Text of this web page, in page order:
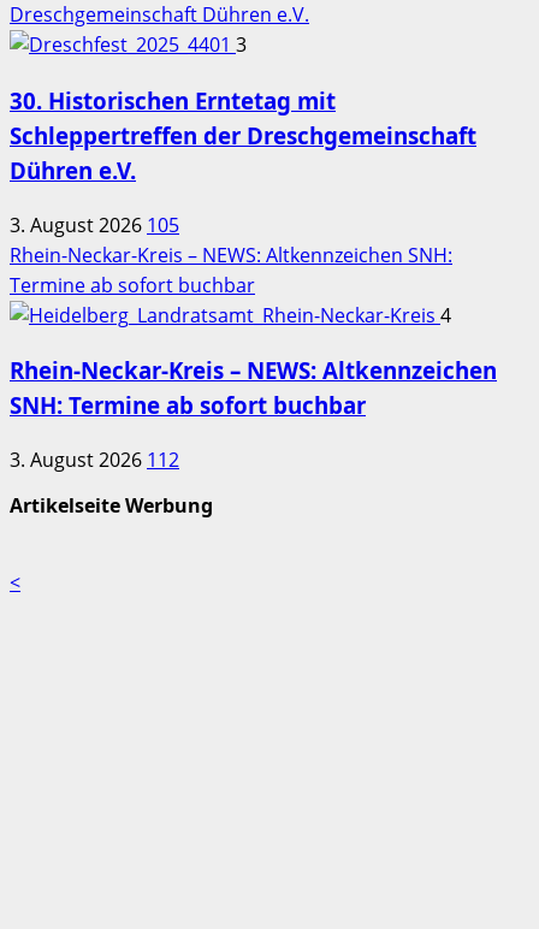
Dreschgemeinschaft Dühren e.V.
3
30. Historischen Erntetag mit
Schleppertreffen der Dreschgemeinschaft
Dühren e.V.
3. August 2026 105
Rhein-Neckar-Kreis – NEWS: Altkennzeichen SNH:
Termine ab sofort buchbar
4
Rhein-Neckar-Kreis – NEWS: Altkennzeichen
SNH: Termine ab sofort buchbar
3. August 2026 112
Artikelseite Werbung
<